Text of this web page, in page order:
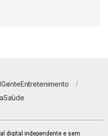
GenteEntretenimento
Saúde
digital independente e sem